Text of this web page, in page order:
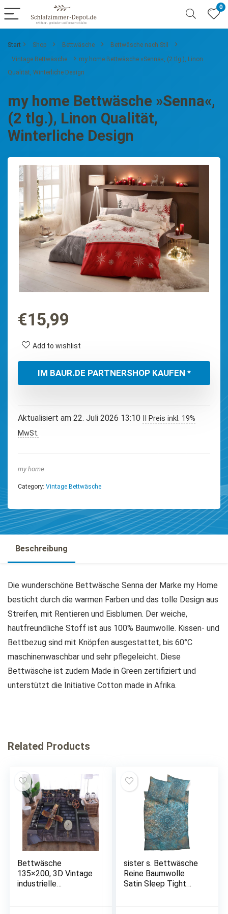
0
Start Shop Bettwäsche
Bettwäsche nach Stil
Vintage Bettwäsche
my home Bettwäsche »Senna«, (2 tlg.), Linon
Qualität, Winterliche Design
my home Bettwäsche »Senna«,
(2 tlg.), Linon Qualität,
Winterliche Design
€15,99
Add to wishlist
IM BAUR.DE PARTNERSHOP KAUFEN *
Aktualisiert am 22. Juli 2026 13:10
II Preis inkl. 19%
MwSt.
my home
Category: Vintage Bettwäsche
Beschreibung
Die wunderschöne Bettwäsche Senna der Marke my Home
besticht durch die warmen Farben und das tolle Design aus
Streifen, mit Rentieren und Eisblumen. Der weiche,
hautfreundliche Stoff ist aus 100% Baumwolle. Kissen- und
Bettbezug sind mit Knöpfen ausgestattet, bis 60°C
maschinenwaschbar und sehr pflegeleicht. Diese
Bettwäsche ist zudem Made in Green zertifiziert und
unterstützt die Initiative Cotton made in Afrika.
Related Products
Bettwäsche
135×200, 3D Vintage
industrielle
sister s. Bettwäsche
Reine Baumwolle
Satin Sleep Tight